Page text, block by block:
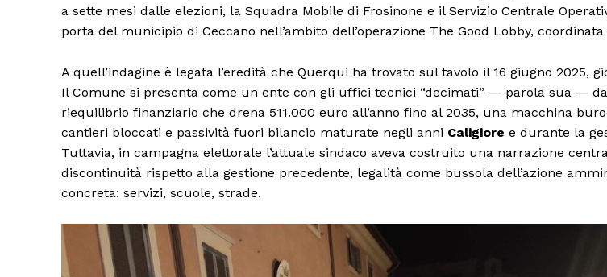
a sette mesi dalle elezioni, la Squadra Mobile di Frosinone e il Servizio Centrale
porta del municipio di Ceccano nell’ambito dell’operazione The Good Lobby,
A quell’indagine è legata l’eredità che Querqui ha trovato sul tavolo il 16 giugno 2025,
Il Comune si presenta come un ente con gli uffici tecnici “decimati” — parola sua —
riequilibrio finanziario che drena 511.000 euro all’anno fino al 2035, una macchina
cantieri bloccati e passività fuori bilancio maturate negli anni Caligiore e durante la
Tuttavia, in campagna elettorale l’attuale sindaco aveva costruito una narrazione
discontinuità rispetto alla gestione precedente, legalità come bussola dell’azione
concreta: servizi, scuole, strade.